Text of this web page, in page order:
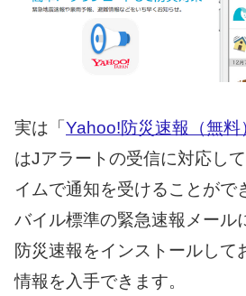
実は「Yahoo!防災速報（無料
はJアラートの受信に対応し
イムで通知を受けることがで
バイル標準の緊急速報メール
防災速報をインストールして
情報を入手できます。